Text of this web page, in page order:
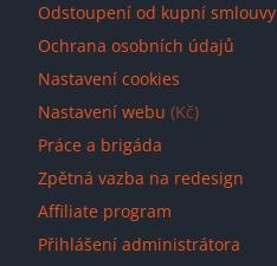
Odstoupení od kupní smlouvy
Ochrana osobních údajů
Nastavení cookies
Nastavení webu (Kč)
Práce a brigáda
Zpětná vazba na redesign
Affiliate program
Přihlášení administrátora